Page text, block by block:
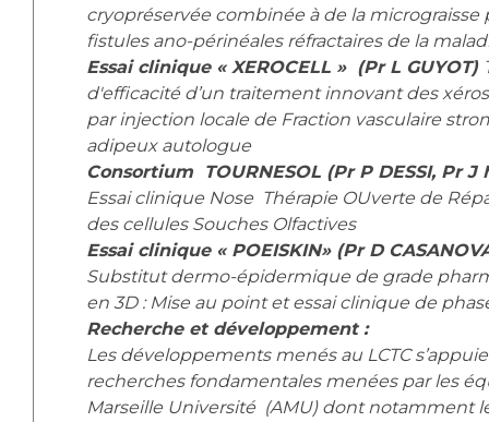
cryopréservée combinée à de la
fistules ano-périnéales réfractaires de la
Essai clinique « XEROCELL » (Pr L GUYOT)
d'efficacité d’un traitement innovant des
par injection locale de Fraction vasculaire
adipeux autologue
Consortium TOURNESOL (Pr P DESSI, Pr J
Essai clinique Nose Thérapie OUverte de
des cellules Souches Olfactives
Essai clinique « POEISKIN» (Pr D
Substitut dermo-épidermique de grade
en 3D : Mise au point et essai clinique de
Recherche et développement :
Les développements menés au LCTC
recherches fondamentales menées par les
Marseille Université (AMU) dont notamment